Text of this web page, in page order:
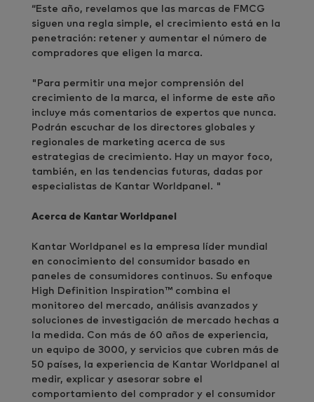
“Este año, revelamos que las marcas de FMCG
siguen una regla simple, el crecimiento está en la
penetración: retener y aumentar el número de
compradores que eligen la marca.
"Para permitir una mejor comprensión del
crecimiento de la marca, el informe de este año
incluye más comentarios de expertos que nunca.
Podrán escuchar de los directores globales y
regionales de marketing acerca de sus
estrategias de crecimiento. Hay un mayor foco,
también, en las tendencias futuras, dadas por
especialistas de Kantar Worldpanel. "
Acerca de Kantar Worldpanel
Kantar Worldpanel es la empresa líder mundial
en conocimiento del consumidor basado en
paneles de consumidores continuos. Su enfoque
High Definition Inspiration™ combina el
monitoreo del mercado, análisis avanzados y
soluciones de investigación de mercado hechas a
la medida. Con más de 60 años de experiencia,
un equipo de 3000, y servicios que cubren más de
50 países, la experiencia de Kantar Worldpanel al
medir, explicar y asesorar sobre el
comportamiento del comprador y el consumidor